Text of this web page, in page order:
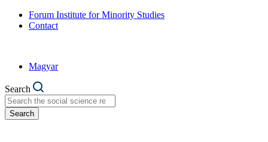
Forum Institute for Minority Studies
Contact
Magyar
Search
Search